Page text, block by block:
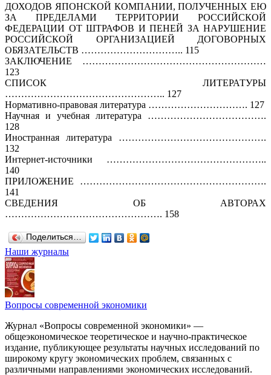
ДОХОДОВ ЯПОНСКОЙ КОМПАНИИ, ПОЛУЧЕННЫХ ЕЮ
ЗА ПРЕДЕЛАМИ ТЕРРИТОРИИ РОССИЙСКОЙ
ФЕДЕРАЦИИ ОТ ШТРАФОВ И ПЕНЕЙ ЗА НАРУШЕНИЕ
РОССИЙСКОЙ ОРГАНИЗАЦИЕЙ ДОГОВОРНЫХ
ОБЯЗАТЕЛЬСТВ ………………………….. 115
ЗАКЛЮЧЕНИЕ …………………………………………………
123
СПИСОК ЛИТЕРАТУРЫ
………………………………………….. 127
Нормативно-правовая литература …………………………. 127
Научная и учебная литература ……………………………….
128
Иностранная литература ……………………………………….
132
Интернет-источники …………………………………………..
140
ПРИЛОЖЕНИЕ ………………………………………………….
141
СВЕДЕНИЯ ОБ АВТОРАХ
…………………………………………. 158
Поделиться…
Наши журналы
Вопросы современной экономики
Журнал «Вопросы современной экономики» —
общеэкономическое теоретическое и научно-практическое
издание, публикующее результаты научных исследований по
широкому кругу экономических проблем, связанных с
различными направлениями экономических исследований.